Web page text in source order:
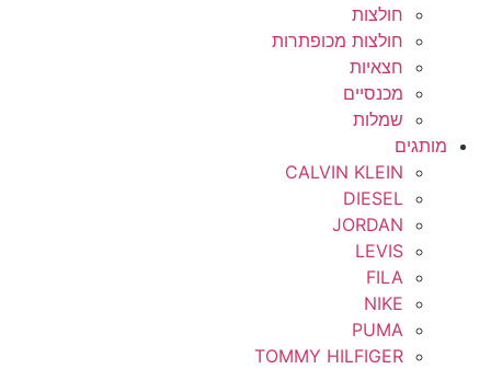
חולצות
חולצות מכופתרות
חצאיות
מכנסיים
שמלות
מותגים
CALVIN KLEIN
DIESEL
JORDAN
LEVIS
FILA
NIKE
PUMA
TOMMY HILFIGER